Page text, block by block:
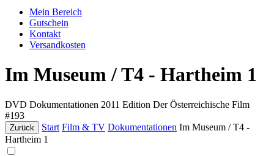
Mein Bereich
Gutschein
Kontakt
Versandkosten
Im Museum / T4 - Hartheim 1
DVD Dokumentationen 2011 Edition Der Österreichische Film
#193
Zurück Start Film & TV Dokumentationen Im Museum / T4 -
Hartheim 1